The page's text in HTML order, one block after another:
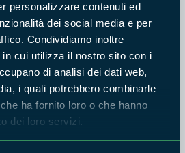
personalizzare contenuti ed
dei social media e per
Condividiamo inoltre
cui utilizza il nostro sito con i
di analisi dei dati web,
i quali potrebbero combinarle
ha fornito loro o che hanno
dei loro servizi.
della biodiversità,
e di osservazione diretta
14:30 alle 16:30